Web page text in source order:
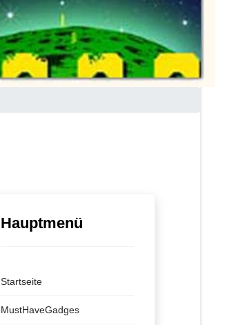
Hauptmenü
Startseite
MustHaveGadges